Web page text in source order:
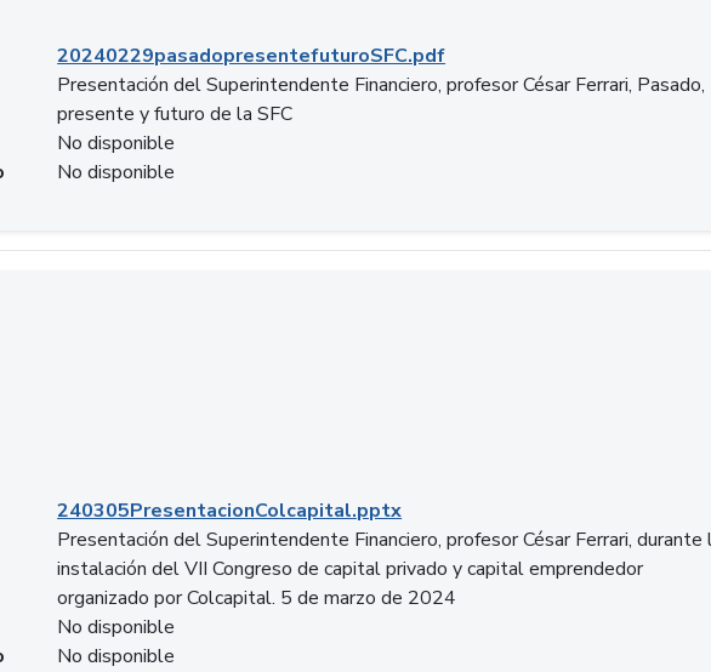
20240229pasadopresentefuturoSFC.pdf
Presentación del Superintendente Financiero, profesor César Ferrari, Pasado,
presente y futuro de la SFC
No disponible
No disponible
240305PresentacionColcapital.pptx
Presentación del Superintendente Financiero, profesor César Ferrari, durante
instalación del VII Congreso de capital privado y capital emprendedor
organizado por Colcapital. 5 de marzo de 2024
No disponible
No disponible